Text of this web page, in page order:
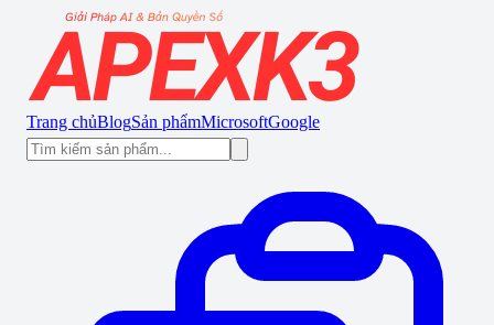
Trang chủBlogSản phẩmMicrosoftGoogle